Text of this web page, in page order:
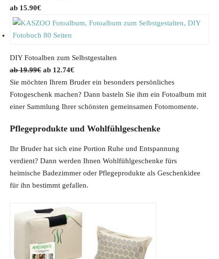
15.90€
DIY Fotoalben zum Selbstgestalten
19.99€ O
r
i
g
n
e
s
12.74€C
u
r
r
n
i
Sie möchten Ihrem Bruder ein besonders persönliches
Fotogeschenk machen? Dann basteln Sie ihm ein Fotoalbum mit
einer Sammlung Ihrer schönsten gemeinsamen Fotomomente.
Pflegeprodukte und Wohlfühlgeschenke
Ihr Bruder hat sich eine Portion Ruhe und Entspannung
verdient? Dann werden Ihnen Wohlfühlgeschenke fürs
heimische Badezimmer oder Pflegeprodukte als Geschenkidee
für ihn bestimmt gefallen.